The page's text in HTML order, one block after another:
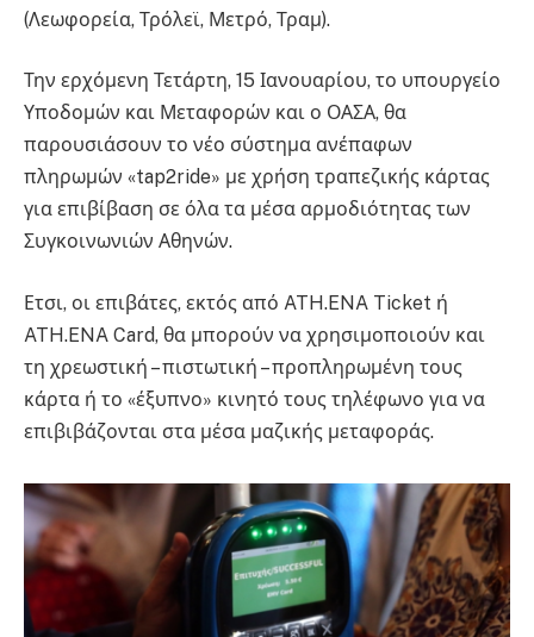
(Λεωφορεία, Τρόλεϊ, Μετρό, Τραμ).
Την ερχόμενη Τετάρτη, 15 Ιανουαρίου, το υπουργείο
Υποδομών και Μεταφορών και ο ΟΑΣΑ, θα
παρουσιάσουν το νέο σύστημα ανέπαφων
πληρωμών «tap2ride» με χρήση τραπεζικής κάρτας
για επιβίβαση σε όλα τα μέσα αρμοδιότητας των
Συγκοινωνιών Αθηνών.
Ετσι, οι επιβάτες, εκτός από ATH.ENA Ticket ή
ATH.ENA Card, θα μπορούν να χρησιμοποιούν και
τη χρεωστική – πιστωτική – προπληρωμένη τους
κάρτα ή το «έξυπνο» κινητό τους τηλέφωνο για να
επιβιβάζονται στα μέσα μαζικής μεταφοράς.